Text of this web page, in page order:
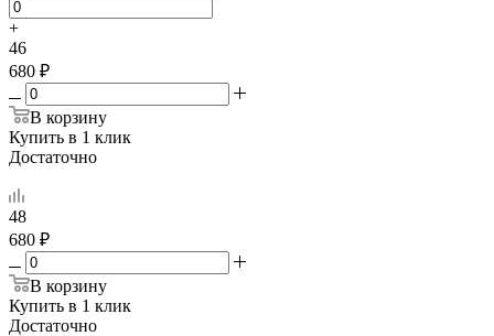
+
46
680 ₽
В корзину
Купить в 1 клик
Достаточно
48
680 ₽
В корзину
Купить в 1 клик
Достаточно